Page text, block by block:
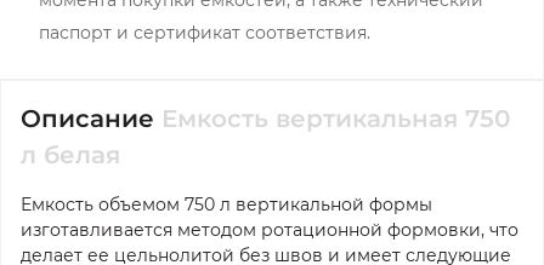
Описание Емкость вертикальная 750
л белая
Емкость объемом 750 л вертикальной формы
изготавливается методом ротационной формовки, что
делает ее цельнолитой без швов и имеет следующие
паспорт и сертификат соответствия.